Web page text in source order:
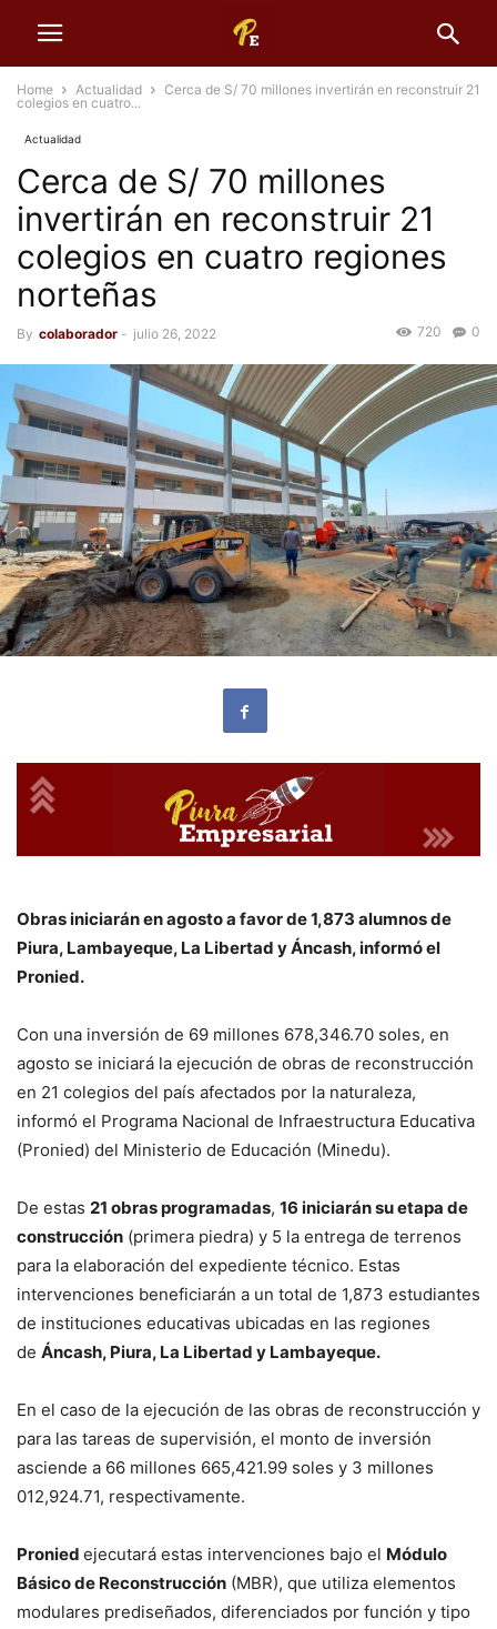
Home Actualidad
Cerca de S/ 70 millones invertirán en reconstruir 21
colegios en cuatro...
Actualidad
Cerca de S/ 70 millones
invertirán en reconstruir 21
colegios en cuatro regiones
norteñas
By colaborador - julio 26, 2022 0
720
Obras iniciarán en agosto a favor de 1,873 alumnos de
Piura, Lambayeque, La Libertad y Áncash, informó el
Pronied.
Con una inversión de 69 millones 678,346.70 soles, en
agosto se iniciará la ejecución de obras de reconstrucción
en 21 colegios del país afectados por la naturaleza,
informó el Programa Nacional de Infraestructura Educativa
(Pronied) del Ministerio de Educación (Minedu).
De estas 21 obras programadas, 16 iniciarán su etapa de
construcción (primera piedra) y 5 la entrega de terrenos
para la elaboración del expediente técnico. Estas
intervenciones beneficiarán a un total de 1,873 estudiantes
de instituciones educativas ubicadas en las regiones
de Áncash, Piura, La Libertad y Lambayeque.
En el caso de la ejecución de las obras de reconstrucción y
para las tareas de supervisión, el monto de inversión
asciende a 66 millones 665,421.99 soles y 3 millones
012,924.71, respectivamente.
Pronied ejecutará estas intervenciones bajo el Módulo
Básico de Reconstrucción (MBR), que utiliza elementos
modulares prediseñados, diferenciados por función y tipo